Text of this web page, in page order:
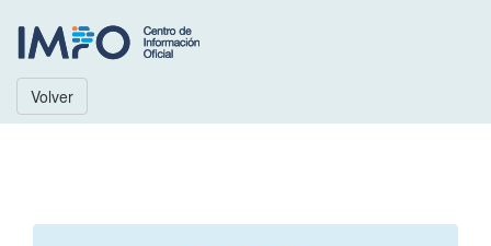
Volver